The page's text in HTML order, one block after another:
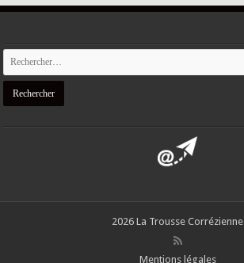
2026 La Trousse Corrézienne
Mentions légales